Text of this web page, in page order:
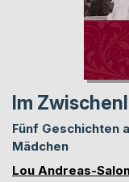
Im
Fünf Geschichten
Mädchen
Lou Andreas-